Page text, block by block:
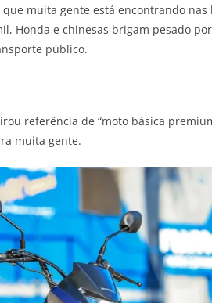
muita gente está encontrando nas
Honda e chinesas brigam pesado
público.
referência de “moto básica
muita gente.